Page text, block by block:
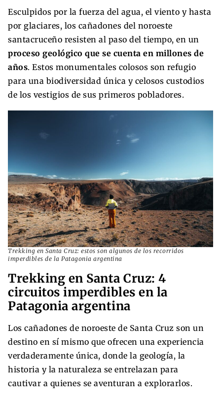
Esculpidos por la fuerza del agua, el viento y hasta
por glaciares, los cañadones del noroeste
santacruceño resisten al paso del tiempo, en un
proceso geológico que se cuenta en millones de
años. Estos monumentales colosos son refugio
para una biodiversidad única y celosos custodios
de los vestigios de sus primeros pobladores.
Trekking en Santa Cruz: estos son algunos de los recorridos
imperdibles de la Patagonia argentina
Trekking en Santa Cruz: 4
circuitos imperdibles en la
Patagonia argentina
Los cañadones de noroeste de Santa Cruz son un
destino en sí mismo que ofrecen una experiencia
verdaderamente única, donde la geología, la
historia y la naturaleza se entrelazan para
cautivar a quienes se aventuran a explorarlos.